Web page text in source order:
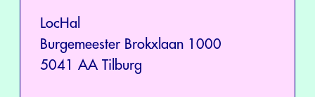
LocHal
Burgemeester Brokxlaan 1000
5041 AA Tilburg